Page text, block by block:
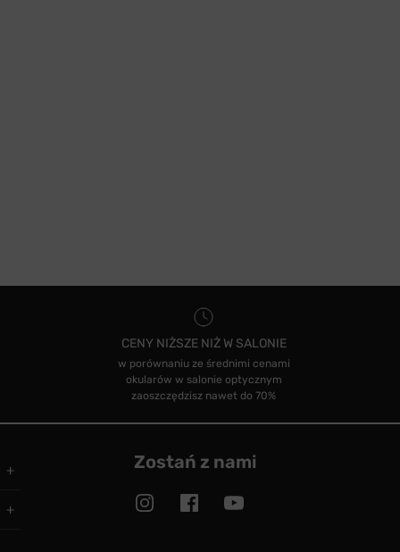
CENY NIŻSZE NIŻ W SALONIE
w porównaniu ze średnimi cenami
okularów w salonie optycznym
zaoszczędzisz nawet do 70%
Zostań z nami